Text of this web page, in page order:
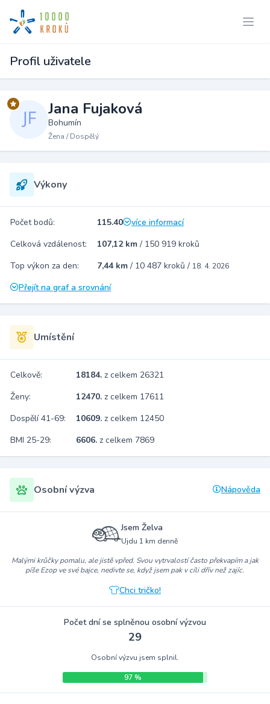
Profil uživatele
Jana Fujaková
Bohumín
Žena / Dospělý
Výkony
Počet bodů: 115.40
více informací
Celková vzdálenost:
107,12 km / 150 919 kroků
Top výkon za den:
7,44 km / 10 487 kroků / 18. 4. 2026
Přejít na graf a srovnání
Umístění
Celkově: 18184. z celkem 26321
Ženy:
12470. z celkem 17611
Dospělí 41-69:
10609. z celkem 12450
BMI 25-29:
6606. z celkem 7869
Osobní výzva Nápověda
Jsem Želva
Ujdu 1 km denně
Malými krůčky pomalu, ale jistě vpřed. Svou vytrvalostí často překvapím a jak
píše Ezop ve své bajce, nedivte se, když jsem pak v cíli dřív než zajíc.
Chci tričko!
Počet dní se splněnou osobní výzvou
29
Osobní výzvu jsem splnil.
97 %